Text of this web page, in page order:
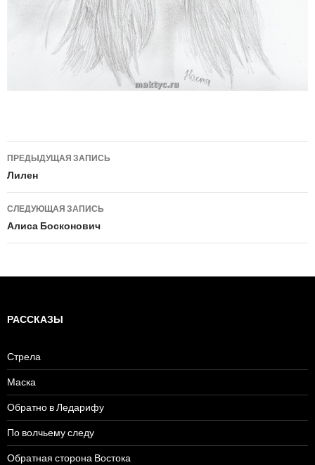
Навигация
по
записям
ПРЕДЫДУЩАЯ ЗАПИСЬ
Лилен
СЛЕДУЮЩАЯ ЗАПИСЬ
Алиса Босконович
РАССКАЗЫ
Стрела
Маска
Обратно в Ледарифу
По волчьему следу
Обратная сторона Востока